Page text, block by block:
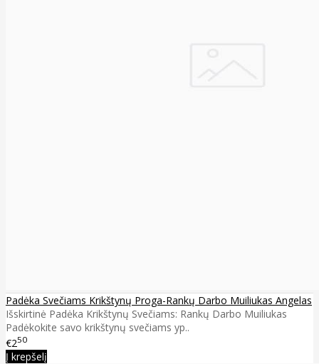
Padėka Svečiams Krikštynų Proga-Rankų Darbo Muiliukas Angelas
Išskirtinė Padėka Krikštynų Svečiams: Rankų Darbo Muiliukas
Padėkokite savo krikštynų svečiams yp..
€250
Į krepšelį